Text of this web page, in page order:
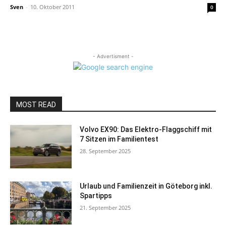
Sven - 10. Oktober 2011 0
- Advertisment -
MOST READ
Volvo EX90: Das Elektro-Flaggschiff mit
7 Sitzen im Familientest
28. September 2025
Urlaub und Familienzeit in Göteborg inkl.
Spartipps
21. September 2025